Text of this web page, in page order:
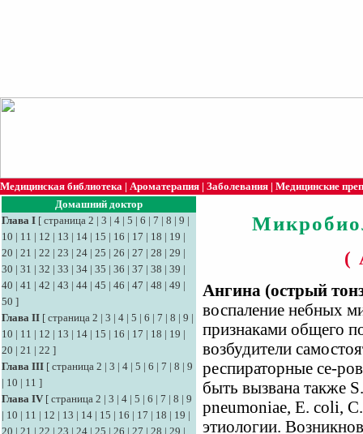
Медицинская библиотека | Ароматерапия | Заболевания | Медицинские
Домашний доктор
Глава I [ страница 2 | 3 | 4 | 5 | 6 | 7 | 8 | 9 |
10 | 11 | 12 | 13 | 14 | 15 | 16 | 17 | 18 | 19 |
20 | 21 | 22 | 23 | 24 | 25 | 26 | 27 | 28 | 29 |
30 | 31 | 32 | 33 | 34 | 35 | 36 | 37 | 38 | 39 |
40 | 41 | 42 | 43 | 44 | 45 | 46 | 47 | 48 | 49 |
50 ]
Глава II [ страница 2 | 3 | 4 | 5 | 6 | 7 | 8 | 9 |
10 | 11 | 12 | 13 | 14 | 15 | 16 | 17 | 18 | 19 |
20 | 21 | 22 ]
Глава III [ страница 2 | 3 | 4 | 5 | 6 | 7 | 8 | 9
| 10 | 11 ]
Глава IV [ страница 2 | 3 | 4 | 5 | 6 | 7 | 8 | 9
| 10 | 11 | 12 | 13 | 14 | 15 | 16 | 17 | 18 | 19 |
20 | 21 | 22 | 23 | 24 | 25 | 26 | 27 | 28 | 29 |
(
Ангина (острый
воспаление небных
признаками общего
возбудители
респираторные се-
быть вызвана также
pneumoniae, E. coli,
этиологии.